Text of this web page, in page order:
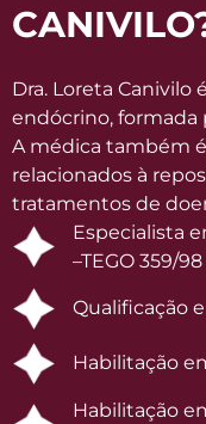
Dra. Loreta
endócrino, formada
A médica também
relacionados à
tratamentos de
Especialista
–TEGO 359/
Qualificação
Habilitação
Habilitação